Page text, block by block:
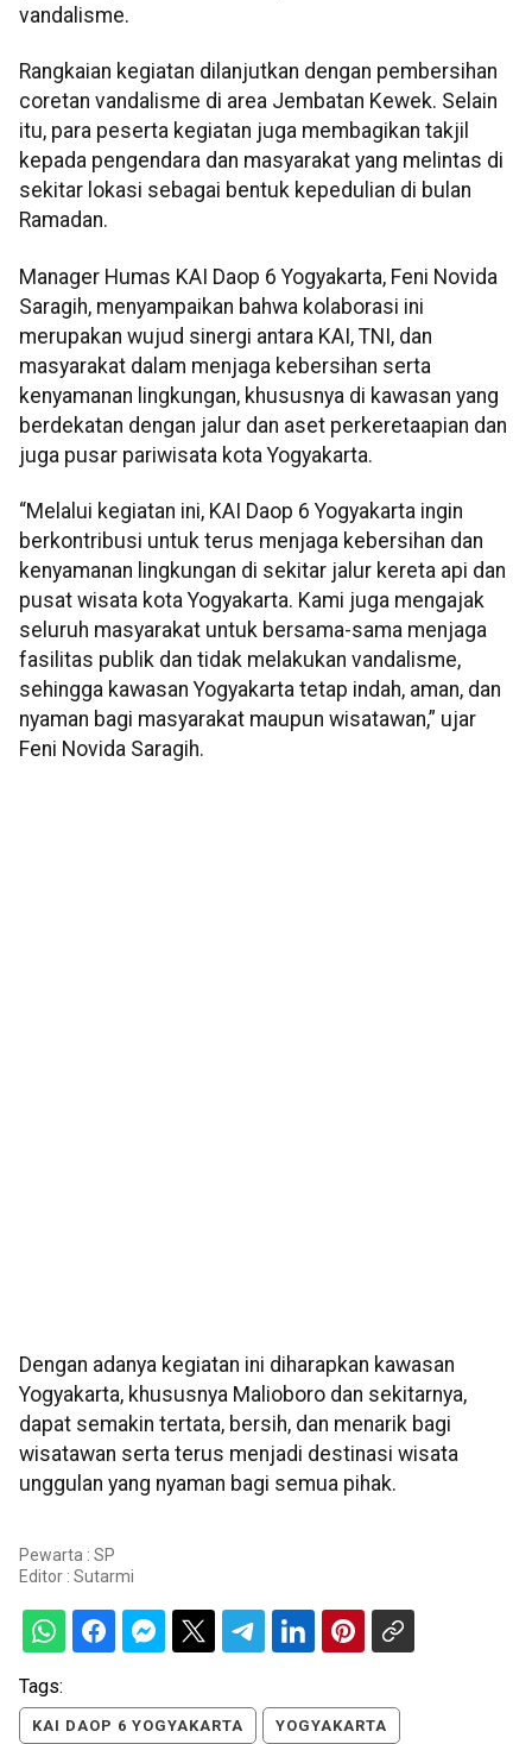
vandalisme.
Rangkaian kegiatan dilanjutkan dengan pembersihan
coretan vandalisme di area Jembatan Kewek. Selain
itu, para peserta kegiatan juga membagikan takjil
kepada pengendara dan masyarakat yang melintas di
sekitar lokasi sebagai bentuk kepedulian di bulan
Ramadan.
Manager Humas KAI Daop 6 Yogyakarta, Feni Novida
Saragih, menyampaikan bahwa kolaborasi ini
merupakan wujud sinergi antara KAI, TNI, dan
masyarakat dalam menjaga kebersihan serta
kenyamanan lingkungan, khususnya di kawasan yang
berdekatan dengan jalur dan aset perkeretaapian dan
juga pusar pariwisata kota Yogyakarta.
“Melalui kegiatan ini, KAI Daop 6 Yogyakarta ingin
berkontribusi untuk terus menjaga kebersihan dan
kenyamanan lingkungan di sekitar jalur kereta api dan
pusat wisata kota Yogyakarta. Kami juga mengajak
seluruh masyarakat untuk bersama-sama menjaga
fasilitas publik dan tidak melakukan vandalisme,
sehingga kawasan Yogyakarta tetap indah, aman, dan
nyaman bagi masyarakat maupun wisatawan,” ujar
Feni Novida Saragih.
Dengan adanya kegiatan ini diharapkan kawasan
Yogyakarta, khususnya Malioboro dan sekitarnya,
dapat semakin tertata, bersih, dan menarik bagi
wisatawan serta terus menjadi destinasi wisata
unggulan yang nyaman bagi semua pihak.
Pewarta : SP
Editor : Sutarmi
Tags:
KAI DAOP 6 YOGYAKARTA YOGYAKARTA